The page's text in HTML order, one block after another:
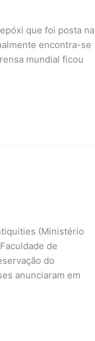
que foi posta na
encontra-se
mundial ficou
(Ministério
de
do
anunciaram em